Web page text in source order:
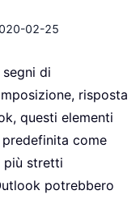
02-25
di
risposta
questi elementi
come
più stretti
potrebbero